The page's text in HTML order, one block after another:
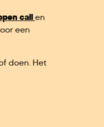
callen
een
doen. Het